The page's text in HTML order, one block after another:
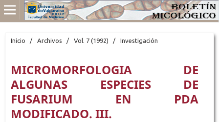
Inicio / Archivos / Vol. 7 (1992) / Investigación
MICROMORFOLOGIA DE
ALGUNAS ESPECIES DE
FUSARIUM EN PDA
MODIFICADO. III.